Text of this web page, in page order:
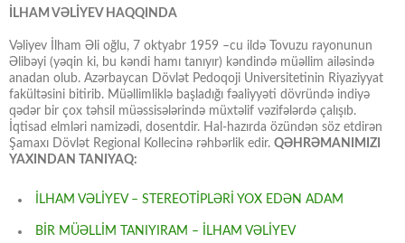
İLHAM VƏLİYEV HAQQINDA
Vəliyev İlham Əli oğlu, 7 oktyabr 1959 –cu ildə Tovuzu rayonunun
Əlibəyi (yəqin ki, bu kəndi hamı tanıyır) kəndində müəllim ailəsində
anadan olub. Azərbaycan Dövlət Pedoqoji Universitetinin Riyaziyyat
fakültəsini bitirib. Müəllimliklə başladığı fəaliyyəti dövründə indiyə
qədər bir çox təhsil müəssisələrində müxtəlif vəzifələrdə çalışıb.
İqtisad elmləri namizədi, dosentdir. Hal-hazırda özündən söz etdirən
Şamaxı Dövlət Regional Kollecinə rəhbərlik edir. QƏHRƏMANIMIZI
YAXINDAN TANIYAQ:
İLHAM VƏLİYEV – STEREOTİPLƏRİ YOX EDƏN ADAM
BİR MÜƏLLİM TANIYIRAM – İLHAM VƏLİYEV